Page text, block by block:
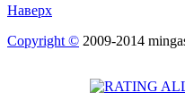
Наверх
Copyright © 2009-2014